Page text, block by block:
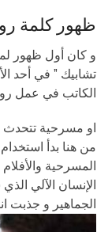
ظهور كلمة
و كان أول ظهور
تشابيك ” في أحد
الكاتب في عمل
او مسرحية تتحدث
من هنا بدأ
المسرحية
الإنسان الآلي
الجماهير و جذبت